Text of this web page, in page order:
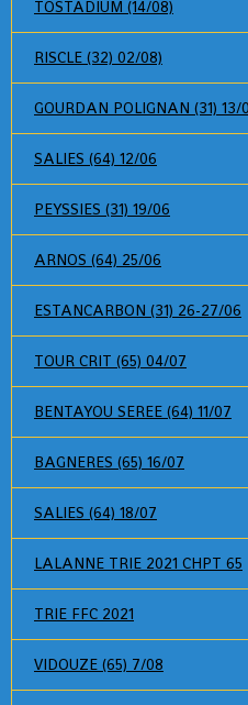
TOSTADIUM (14/08)
RISCLE (32) 02/08)
GOURDAN POLIGNAN (31) 13/
SALIES (64) 12/06
PEYSSIES (31) 19/06
ARNOS (64) 25/06
ESTANCARBON (31) 26-27/06
TOUR CRIT (65) 04/07
BENTAYOU SEREE (64) 11/07
BAGNERES (65) 16/07
SALIES (64) 18/07
LALANNE TRIE 2021 CHPT 65
TRIE FFC 2021
VIDOUZE (65) 7/08